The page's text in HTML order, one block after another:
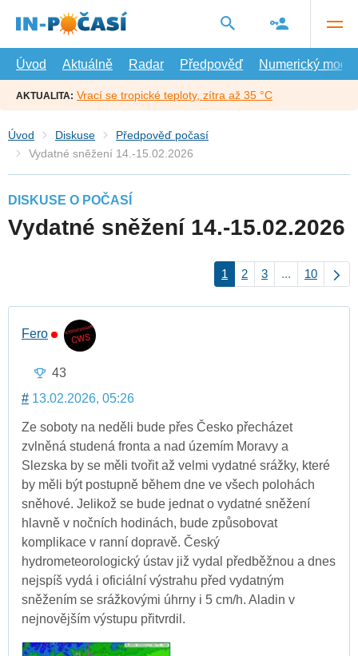
hlavní
Úvod
Aktuálně Radar Předpověď Numerický model
AKTUALITA: Vrací se tropické teploty, zítra až 35 °C
Úvod Diskuse
Předpověď počasí
Vydatné sněžení 14.-15.02.2026
DISKUSE O POČASÍ
Vydatné sněžení 14.-15.02.2026
1 2 3 ... 10
Fero
43
# 13.02.2026, 05:26
Ze soboty na neděli bude přes Česko přecházet
zvlněná studená fronta a nad územím Moravy a
Slezska by se měli tvořit až velmi vydatné srážky, které
by měli být postupně během dne ve všech polohách
sněhové. Jelikož se bude jednat o vydatné sněžení
hlavně v nočních hodinách, bude způsobovat
komplikace v ranní dopravě. Český
hydrometeorologický ústav již vydal předběžnou a dnes
nejspíš vydá i oficiální výstrahu před vydatným
sněžením se srážkovými úhrny i 5 cm/h. Aladin v
nejnovějším výstupu přitvrdil.